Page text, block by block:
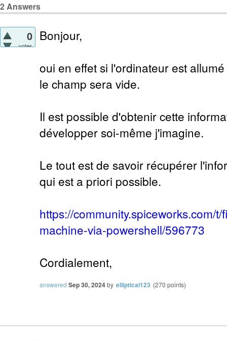
2Answers
0
votes
Bonjour,
oui en effet si l'ordinateur est
le champ sera vide.
Il est possible d'obtenir cette
développer soi-même j'imagine.
Le tout est de savoir récupérer
qui est a priori possible.
https://community.spiceworks.com/
machine-via-powershell/596773
Cordialement,
answered Sep 30, 2024by elliptical123 (270 points)